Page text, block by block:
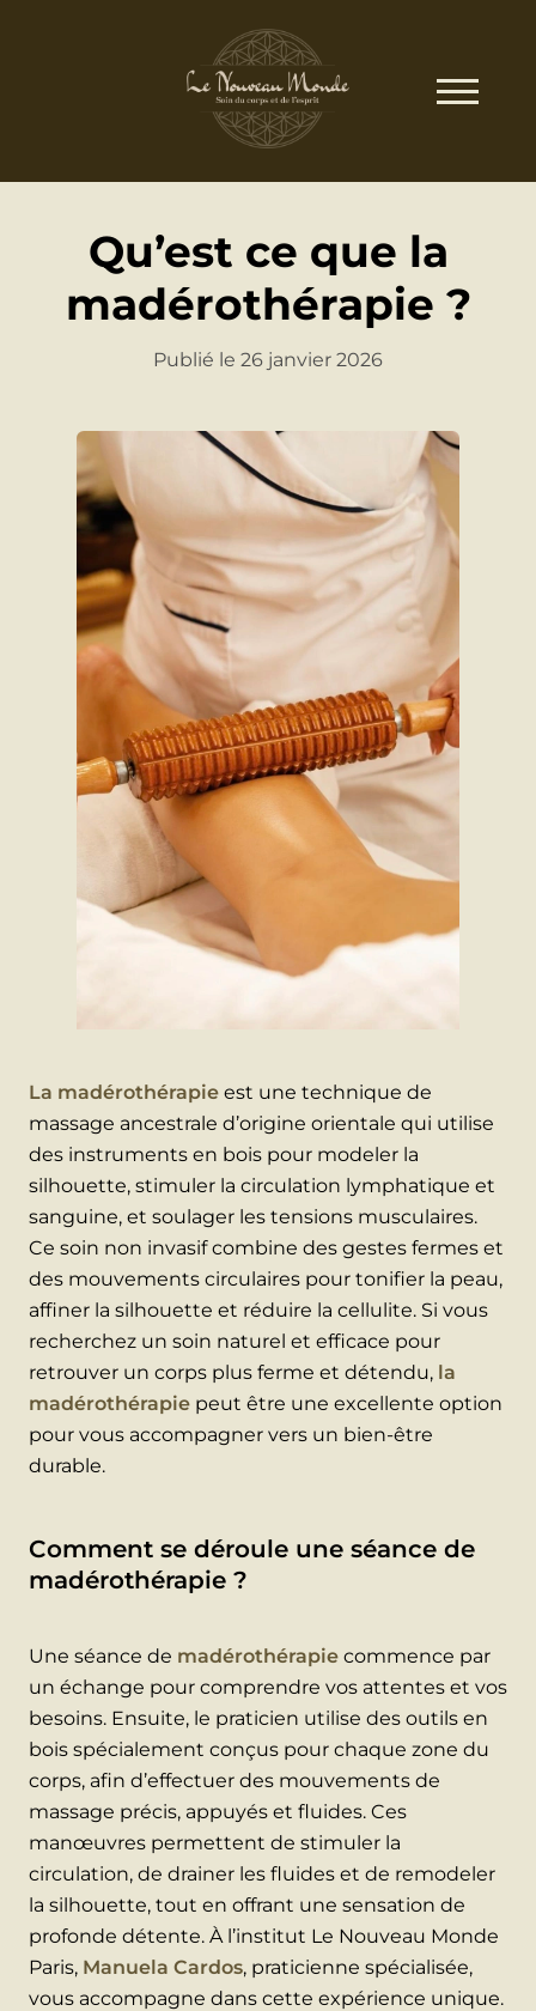
Qu’est ce que la
madérothérapie ?
Publié le 26 janvier 2026
La madérothérapie est une technique de
massage ancestrale d’origine orientale qui utilise
des instruments en bois pour modeler la
silhouette, stimuler la circulation lymphatique et
sanguine, et soulager les tensions musculaires.
Ce soin non invasif combine des gestes fermes et
des mouvements circulaires pour tonifier la peau,
affiner la silhouette et réduire la cellulite. Si vous
recherchez un soin naturel et efficace pour
retrouver un corps plus ferme et détendu, la
madérothérapie peut être une excellente option
pour vous accompagner vers un bien-être
durable.
Comment se déroule une séance de
madérothérapie ?
Une séance de madérothérapie commence par
un échange pour comprendre vos attentes et vos
besoins. Ensuite, le praticien utilise des outils en
bois spécialement conçus pour chaque zone du
corps, afin d’effectuer des mouvements de
massage précis, appuyés et fluides. Ces
manœuvres permettent de stimuler la
circulation, de drainer les fluides et de remodeler
la silhouette, tout en offrant une sensation de
profonde détente. À l’institut Le Nouveau Monde
Paris, Manuela Cardos, praticienne spécialisée,
vous accompagne dans cette expérience unique.